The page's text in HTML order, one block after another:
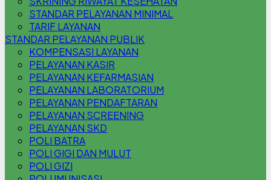
STANDAR PELAYANAN MINIMAL
TARIF LAYANAN
STANDAR PELAYANAN PUBLIK
KOMPENSASI LAYANAN
PELAYANAN KASIR
PELAYANAN KEFARMASIAN
PELAYANAN LABORATORIUM
PELAYANAN PENDAFTARAN
PELAYANAN SCREENING
PELAYANAN SKD
POLI BATRA
POLI GIGI DAN MULUT
POLI GIZI